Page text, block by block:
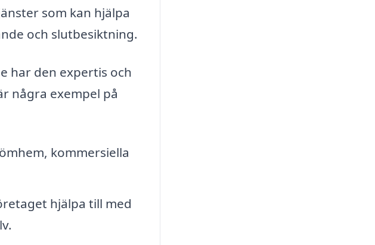
som kan hjälpa
och slutbesiktning.
har den expertis och
några exempel på
kommersiella
hjälpa till med